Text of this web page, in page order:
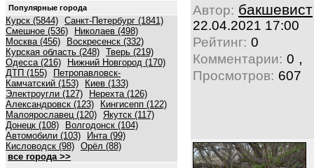
Популярные города
Курск (5844) Санкт-Петербург (1841)
Смешное (536)
Николаев (498)
Москва (456)
Воскресенск (332)
Курская область (248) Тверь (219)
Одесса (216)
Нижний Новгород (170)
ДТП (155)
Петропавловск-
Камчатский (153)
Киев (133)
Электроугли (127)
Нерехта (126)
Александровск (123)
Кингисепп (122)
Малоярославец (120) Якутск (117)
Донецк (108)
Волгодонск (104)
Автомобили (103)
Инта (99)
Кисловодск (98) Орёл (88)
все города >>
Автор: бакшевист
22.04.2021 17:00
Рейтинг: 0
Комментарии: 0 ,
Просмотров: 607